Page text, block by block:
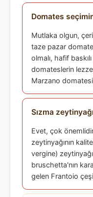
Domates
Mutlaka olgun,
taze pazar
olmalı, hafif
domateslerin
Marzano domatesi
Sızma
Evet, çok
zeytinyağının
vergine)
bruschetta'nın
gelen Frantoio